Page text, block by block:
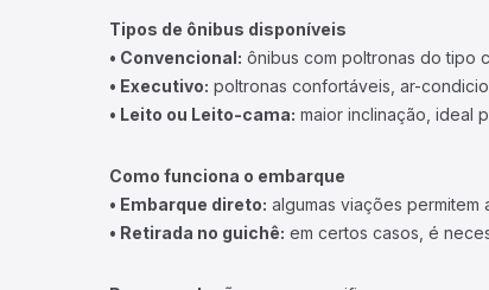
Tipos de ônibus disponíveis
• Convencional: ônibus com poltronas do tipo
• Executivo: poltronas confortáveis, ar-
• Leito ou Leito-cama: maior inclinação, ideal
Como funciona o embarque
• Embarque direto: algumas viações
• Retirada no guichê: em certos casos, é